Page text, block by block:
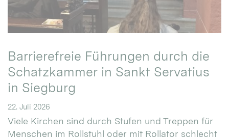
Barrierefreie Führungen durch die
Schatzkammer in Sankt Servatius
in Siegburg
22. Juli 2026
Viele Kirchen sind durch Stufen und Treppen für
Menschen im Rollstuhl oder mit Rollator schlecht